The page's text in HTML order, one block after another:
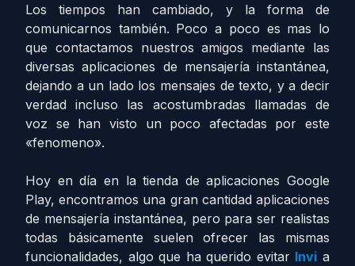
Los tiempos han cambiado, y la forma de
comunicarnos también. Poco a poco es mas lo
que contactamos nuestros amigos mediante las
diversas aplicaciones de mensajería instantánea,
dejando a un lado los mensajes de texto, y a decir
verdad incluso las acostumbradas llamadas de
voz se han visto un poco afectadas por este
«fenomeno».
Hoy en día en la tienda de aplicaciones Google
Play, encontramos una gran cantidad aplicaciones
de mensajería instantánea, pero para ser realistas
todas básicamente suelen ofrecer las mismas
funcionalidades, algo que ha querido evitar Invi a